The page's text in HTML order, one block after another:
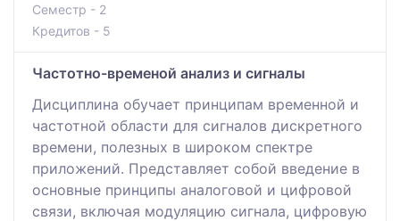
Семестр - 2
Кредитов - 5
Частотно-временой анализ и сигналы
Дисциплина обучает принципам временной и
частотной области для сигналов дискретного
времени, полезных в широком спектре
приложений. Представляет собой введение в
основные принципы аналоговой и цифровой
связи, включая модуляцию сигнала, цифровую